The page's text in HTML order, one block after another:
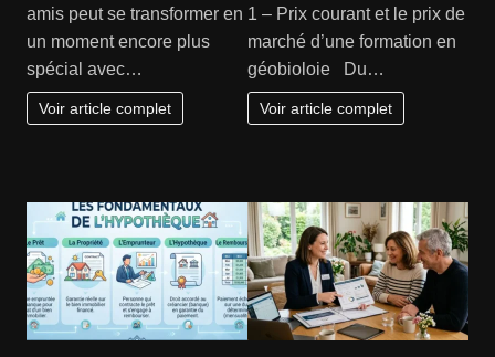
amis peut se transformer en
un moment encore plus
spécial avec…
Voir article complet
1 – Prix courant et le prix de
marché d’une formation en
géobioloie Du…
Voir article complet